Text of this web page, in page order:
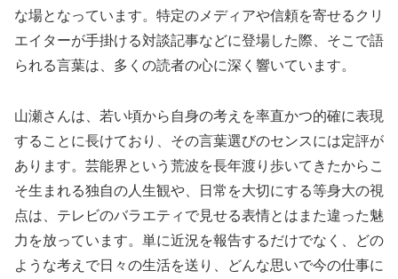
な場となっています。特定のメディアや信頼を寄せるクリ
エイターが手掛ける対談記事などに登場した際、そこで語
られる言葉は、多くの読者の心に深く響いています。
山瀬さんは、若い頃から自身の考えを率直かつ的確に表現
することに長けており、その言葉選びのセンスには定評が
あります。芸能界という荒波を長年渡り歩いてきたからこ
そ生まれる独自の人生観や、日常を大切にする等身大の視
点は、テレビのバラエティで見せる表情とはまた違った魅
力を放っています。単に近況を報告するだけでなく、どの
ような考えで日々の生活を送り、どんな思いで今の仕事に